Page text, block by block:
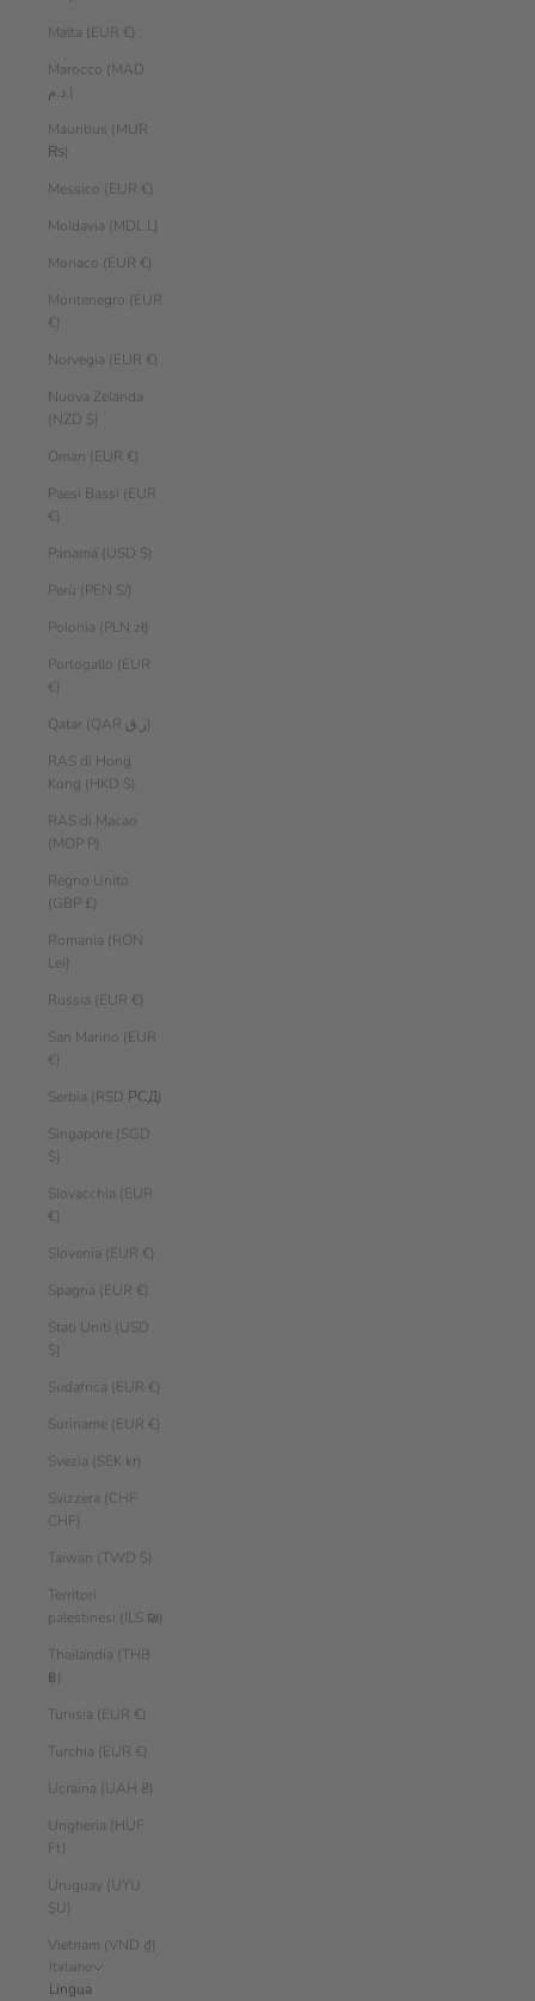
Malta (EUR €)
Marocco (MAD
د.م.)
Mauritius (MUR
₨)
Messico (EUR €)
Moldavia (MDL L)
Monaco (EUR €)
Montenegro (EUR
€)
Norvegia (EUR €)
Nuova Zelanda
(NZD $)
Oman (EUR €)
Paesi Bassi (EUR
€)
Panamá (USD $)
Perù (PEN S/)
Polonia (PLN zł)
Portogallo (EUR
€)
Qatar (QAR ر.ق)
RAS di Hong
Kong (HKD $)
RAS di Macao
(MOP P)
Regno Unito
(GBP £)
Romania (RON
Lei)
Russia (EUR €)
San Marino (EUR
€)
Serbia (RSD РСД)
Singapore (SGD
$)
Slovacchia (EUR
€)
Slovenia (EUR €)
Spagna (EUR €)
Stati Uniti (USD
$)
Sudafrica (EUR €)
Suriname (EUR €)
Svezia (SEK kr)
Svizzera (CHF
CHF)
Taiwan (TWD $)
Territori
palestinesi (ILS ₪)
Thailandia (THB
฿)
Tunisia (EUR €)
Turchia (EUR €)
Ucraina (UAH ₴)
Ungheria (HUF
Ft)
Uruguay (UYU
$U)
Vietnam (VND ₫)
Italiano
Lingua